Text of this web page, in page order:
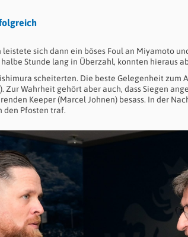
sich dann ein böses Foul an Miyamoto
Stunde lang in Überzahl, konnten hieraus
scheiterten. Die beste Gelegenheit zum
Zur Wahrheit gehört aber auch, dass Siegen
Keeper (Marcel Johnen) besass. In der
den Pfosten traf.